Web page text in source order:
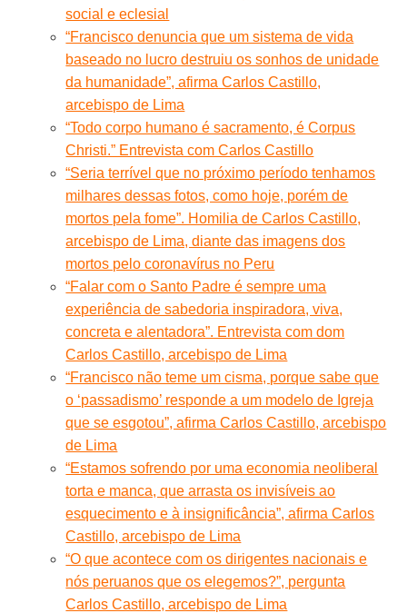
social e eclesial
“Francisco denuncia que um sistema de vida
baseado no lucro destruiu os sonhos de unidade
da humanidade”, afirma Carlos Castillo,
arcebispo de Lima
“Todo corpo humano é sacramento, é Corpus
Christi.” Entrevista com Carlos Castillo
“Seria terrível que no próximo período tenhamos
milhares dessas fotos, como hoje, porém de
mortos pela fome”. Homilia de Carlos Castillo,
arcebispo de Lima, diante das imagens dos
mortos pelo coronavírus no Peru
“Falar com o Santo Padre é sempre uma
experiência de sabedoria inspiradora, viva,
concreta e alentadora”. Entrevista com dom
Carlos Castillo, arcebispo de Lima
“Francisco não teme um cisma, porque sabe que
o ‘passadismo’ responde a um modelo de Igreja
que se esgotou”, afirma Carlos Castillo, arcebispo
de Lima
“Estamos sofrendo por uma economia neoliberal
torta e manca, que arrasta os invisíveis ao
esquecimento e à insignificância”, afirma Carlos
Castillo, arcebispo de Lima
“O que acontece com os dirigentes nacionais e
nós peruanos que os elegemos?”, pergunta
Carlos Castillo, arcebispo de Lima